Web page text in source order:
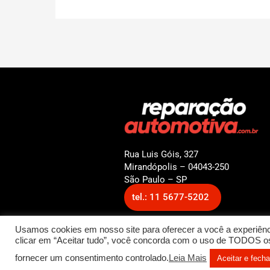
Rua Luis Góis, 327
Mirandópolis – 04043-250
São Paulo – SP
tel.: 11 5677-5202
© 2022 Reparação
Usamos cookies em nosso site para oferecer a você a
clicar em “Aceitar tudo”, você concorda com o uso de TODOS
fornecer um consentimento controlado. Leia Mais Aceitar e